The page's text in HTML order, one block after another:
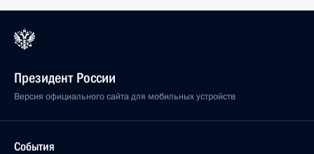
Президент России
Версия официального сайта для мобильных устройств
События